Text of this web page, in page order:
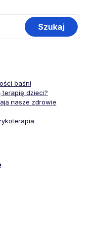
baśni
terapię dzieci?
nasze zdrowie